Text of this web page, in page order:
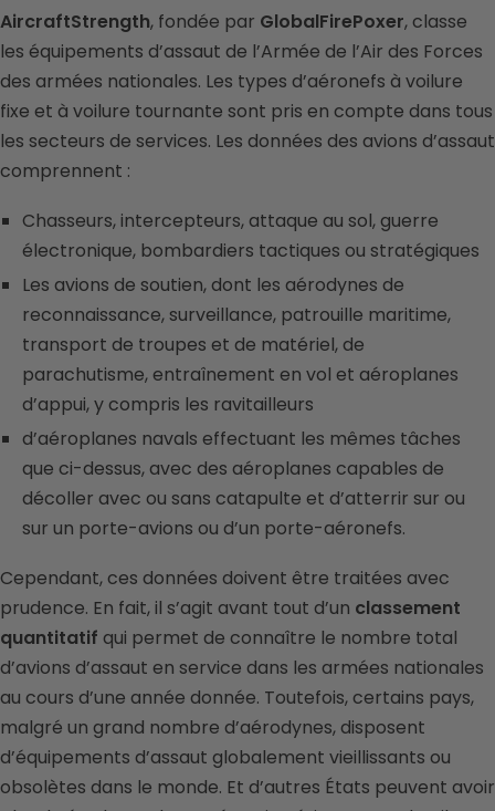
AircraftStrength, fondée par GlobalFirePoxer, classe
les équipements d’assaut de l’Armée de l’Air des Forces
des armées nationales. Les types d’aéronefs à voilure
fixe et à voilure tournante sont pris en compte dans tous
les secteurs de services. Les données des avions d’assaut
comprennent :
Chasseurs, intercepteurs, attaque au sol, guerre
électronique, bombardiers tactiques ou stratégiques
Les avions de soutien, dont les aérodynes de
reconnaissance, surveillance, patrouille maritime,
transport de troupes et de matériel, de
parachutisme, entraînement en vol et aéroplanes
d’appui, y compris les ravitailleurs
d’aéroplanes navals effectuant les mêmes tâches
que ci-dessus, avec des aéroplanes capables de
décoller avec ou sans catapulte et d’atterrir sur ou
sur un porte-avions ou d’un porte-aéronefs.
Cependant, ces données doivent être traitées avec
prudence. En fait, il s’agit avant tout d’un classement
quantitatif qui permet de connaître le nombre total
d’avions d’assaut en service dans les armées nationales
au cours d’une année donnée. Toutefois, certains pays,
malgré un grand nombre d’aérodynes, disposent
d’équipements d’assaut globalement vieillissants ou
obsolètes dans le monde. Et d’autres États peuvent avoir